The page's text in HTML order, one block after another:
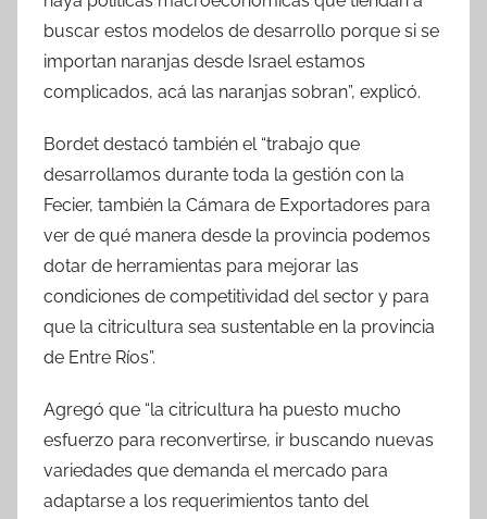
buscar estos modelos de desarrollo porque si se
importan naranjas desde Israel estamos
complicados, acá las naranjas sobran”, explicó.
Bordet destacó también el “trabajo que
desarrollamos durante toda la gestión con la
Fecier, también la Cámara de Exportadores para
ver de qué manera desde la provincia podemos
dotar de herramientas para mejorar las
condiciones de competitividad del sector y para
que la citricultura sea sustentable en la provincia
de Entre Ríos”.
Agregó que “la citricultura ha puesto mucho
esfuerzo para reconvertirse, ir buscando nuevas
variedades que demanda el mercado para
adaptarse a los requerimientos tanto del